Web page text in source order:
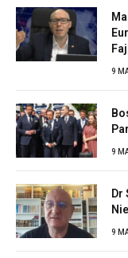
9
9
Dr
9